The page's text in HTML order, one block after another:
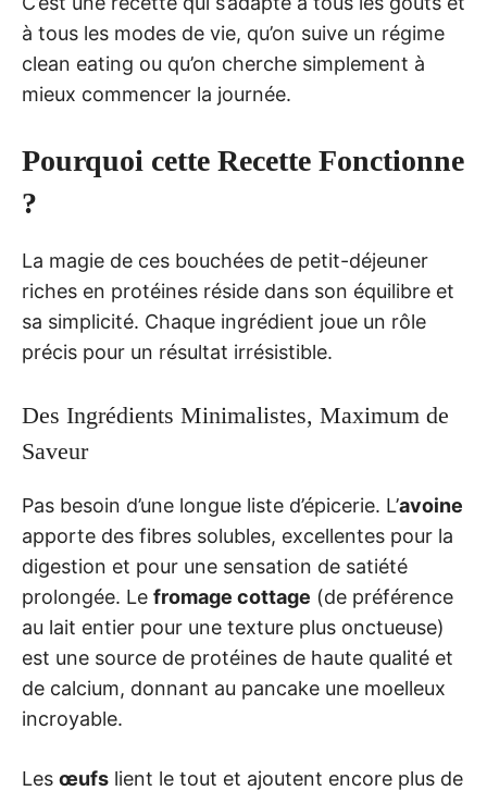
à tous les modes de vie, qu’on suive un régime
clean eating ou qu’on cherche simplement à
mieux commencer la journée.
Pourquoi cette Recette Fonctionne
?
La magie de ces bouchées de petit-déjeuner
riches en protéines réside dans son équilibre et
sa simplicité. Chaque ingrédient joue un rôle
précis pour un résultat irrésistible.
Des Ingrédients Minimalistes, Maximum de
Saveur
Pas besoin d’une longue liste d’épicerie. L’avoine
apporte des fibres solubles, excellentes pour la
digestion et pour une sensation de satiété
prolongée. Le fromage cottage (de préférence
au lait entier pour une texture plus onctueuse)
est une source de protéines de haute qualité et
de calcium, donnant au pancake une moelleux
incroyable.
Les œufs lient le tout et ajoutent encore plus de